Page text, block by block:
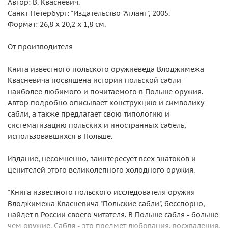
Автор: В. Квасневич.
Санкт-Петербург: "Издательство "Атлант", 2005.
Формат: 26,8 х 20,2 х 1,8 см.
От производителя
Книга известного польского оружиеведа Влоджимежа
Квасневича посвящена истории польской сабли -
наиболее любимого и почитаемого в Польше оружия.
Автор подробно описывает конструкцию и символику
сабли, а также предлагает свою типологию и
систематизацию польских и иностранных сабель,
использовавшихся в Польше.
Издание, несомненно, заинтересует всех знатоков и
ценителей этого великолепного холодного оружия.
"Книга известного польского исследователя оружия
Влоджимежа Квасневича "Польские сабли", бесспорно,
найдет в России своего читателя. В Польше сабля - больше
чем оружие. Сабля - это предмет любования, восхваления,